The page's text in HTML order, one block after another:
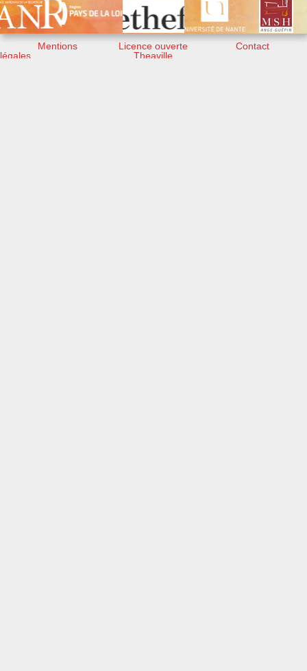
Mentions
légales
Licence ouverte
Theaville
Contact